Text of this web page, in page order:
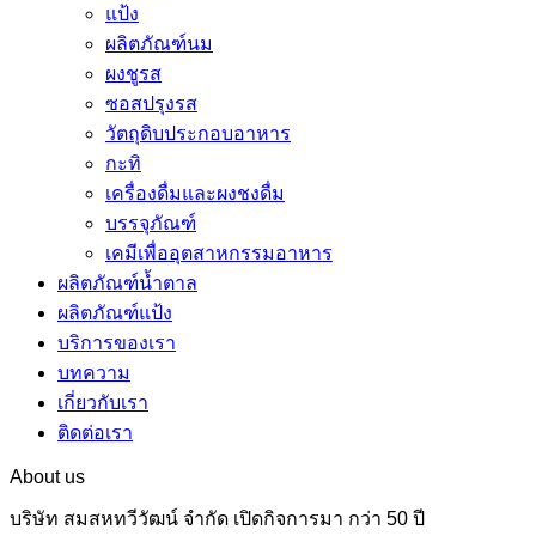
แป้ง
ผลิตภัณฑ์นม
ผงชูรส
ซอสปรุงรส
วัตถุดิบประกอบอาหาร
กะทิ
เครื่องดื่มและผงชงดื่ม
บรรจุภัณฑ์
เคมีเพื่ออุตสาหกรรมอาหาร
ผลิตภัณฑ์น้ำตาล
ผลิตภัณฑ์แป้ง
บริการของเรา
บทความ
เกี่ยวกับเรา
ติดต่อเรา
About us
บริษัท สมสหทวีวัฒน์ จำกัด เปิดกิจการมา กว่า 50 ปี